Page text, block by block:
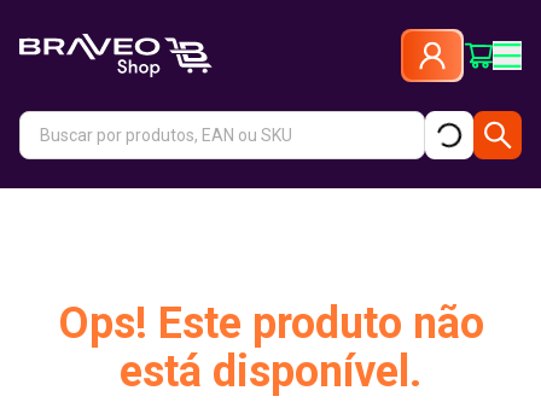
Ops! Este produto não
está disponível.